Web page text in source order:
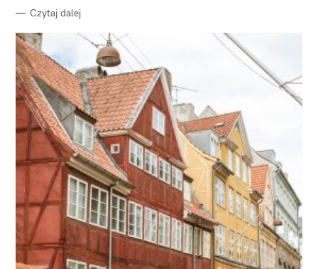
Czytaj dalej